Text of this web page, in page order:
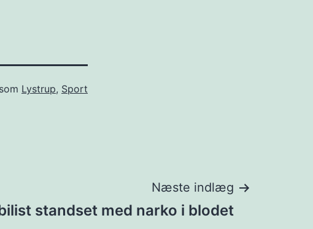
Lystrup, Sport
Næste indlæg
standset med narko i blodet